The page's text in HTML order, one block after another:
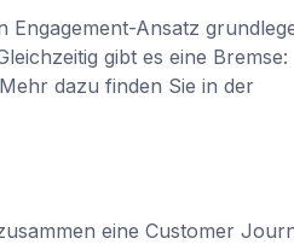
Engagement-Ansatz
gibt es eine Bremse:
dazu finden Sie in der
eine Customer